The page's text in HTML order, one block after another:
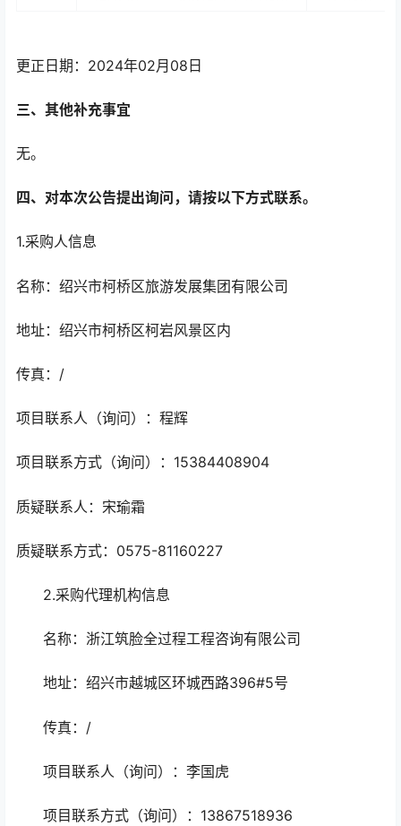
更正日期：2024年02月08日
三、其他补充事宜
无。
四、对本次公告提出询问，请按以下方式联系。
1.采购人信息
名称：绍兴市柯桥区旅游发展集团有限公司
地址：绍兴市柯桥区柯岩风景区内
传真：/
项目联系人（询问）：程辉
项目联系方式（询问）：15384408904
质疑联系人：宋瑜霜
质疑联系方式：0575-81160227
2.采购代理机构信息
名称：浙江筑脸全过程工程咨询有限公司
地址：绍兴市越城区环城西路396#5号
传真：/
项目联系人（询问）：李国虎
项目联系方式（询问）：13867518936